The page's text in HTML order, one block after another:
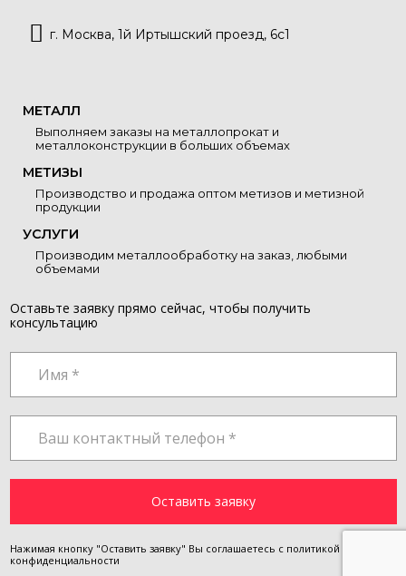
г. Москва, 1й Иртышский проезд, 6с1
МЕТАЛЛ
Выполняем заказы на металлопрокат и
металлоконструкции в больших объемах
МЕТИЗЫ
Производство и продажа оптом метизов и метизной
продукции
УСЛУГИ
Производим металлообработку на заказ, любыми
объемами
Оставьте заявку прямо сейчас, чтобы получить
консультацию
Нажимая кнопку "Оставить заявку" Вы соглашаетесь с политикой
конфиденциальности